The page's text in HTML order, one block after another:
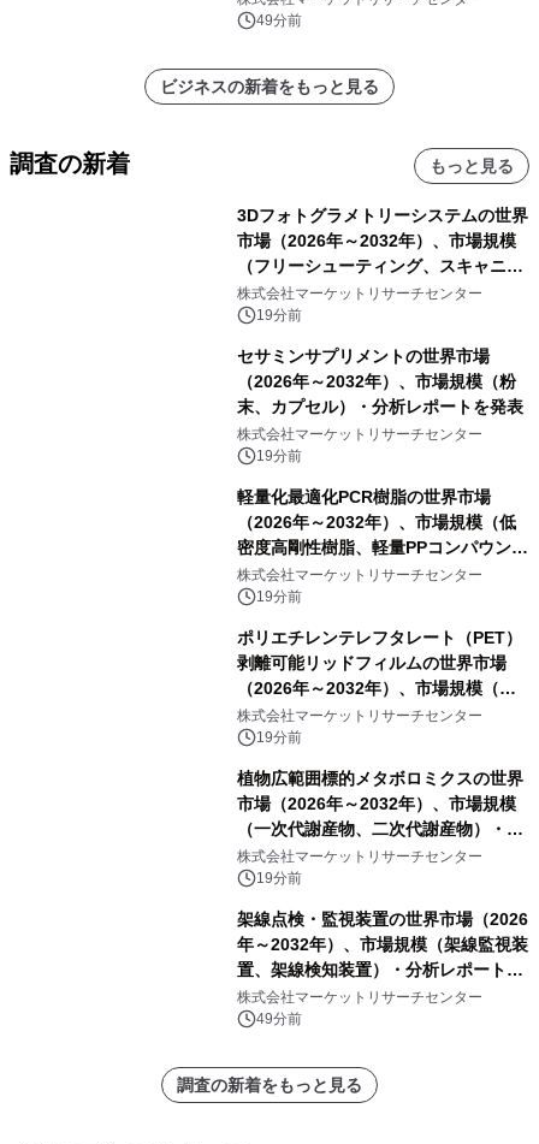
49分前
ビジネスの新着をもっと見る
調査の新着 もっと見る
3Dフォトグラメトリーシステムの世界
市場（2026年～2032年）、市場規模
（フリーシューティング、スキャニン
グ、その他）・分析レポートを発表
株式会社マーケットリサーチセンター
19分前
セサミンサプリメントの世界市場
（2026年～2032年）、市場規模（粉
末、カプセル）・分析レポートを発表
株式会社マーケットリサーチセンター
19分前
軽量化最適化PCR樹脂の世界市場
（2026年～2032年）、市場規模（低
密度高剛性樹脂、軽量PPコンパウン
ド、強化軽量ブレンド、軽量PCR
PA、その他）・分析レポートを発表
株式会社マーケットリサーチセンター
19分前
ポリエチレンテレフタレート（PET）
剥離可能リッドフィルムの世界市場
（2026年～2032年）、市場規模（ヒ
ートシールタイプ、コールドシールタ
イプ、粘着タイプ）・分析レポートを
発表
株式会社マーケットリサーチセンター
19分前
植物広範囲標的メタボロミクスの世界
市場（2026年～2032年）、市場規模
（一次代謝産物、二次代謝産物）・分
析レポートを発表
株式会社マーケットリサーチセンター
19分前
架線点検・監視装置の世界市場（2026
年～2032年）、市場規模（架線監視装
置、架線検知装置）・分析レポートを
発表
株式会社マーケットリサーチセンター
49分前
調査の新着をもっと見る